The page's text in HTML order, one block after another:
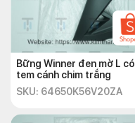
Bững Winner đen mờ L có
tem cánh chim trắng
SKU: 64650K56V20ZA